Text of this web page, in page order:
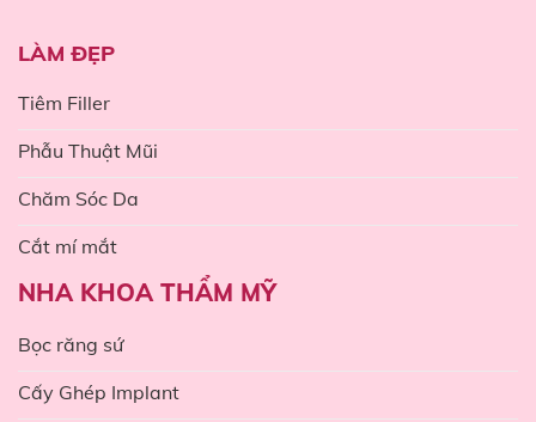
LÀM ĐẸP
Tiêm Filler
Phẫu Thuật Mũi
Chăm Sóc Da
Cắt mí mắt
NHA KHOA THẨM MỸ
Bọc răng sứ
Cấy Ghép Implant